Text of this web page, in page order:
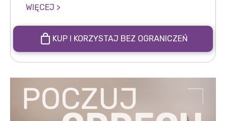
WIĘCEJ >
KUP I KORZYSTAJ BEZ OGRANICZEŃ